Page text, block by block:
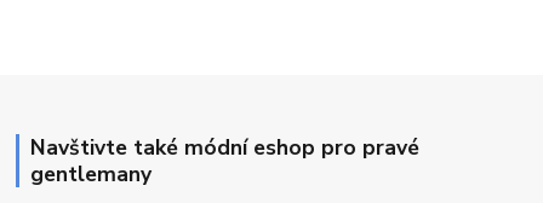
Navštivte také módní eshop pro pravé
gentlemany